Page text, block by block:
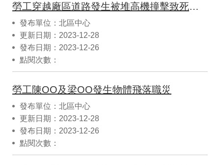
勞工穿越廠區道路發生被堆高機撞擊致死重大職業災害案例
發布單位：北區中心
更新日期：2023-12-28
發布日期：2023-12-26
點閱次數：
勞工陳OO及梁OO發生物體飛落職災
發布單位：北區中心
更新日期：2023-12-28
發布日期：2023-12-26
點閱次數：